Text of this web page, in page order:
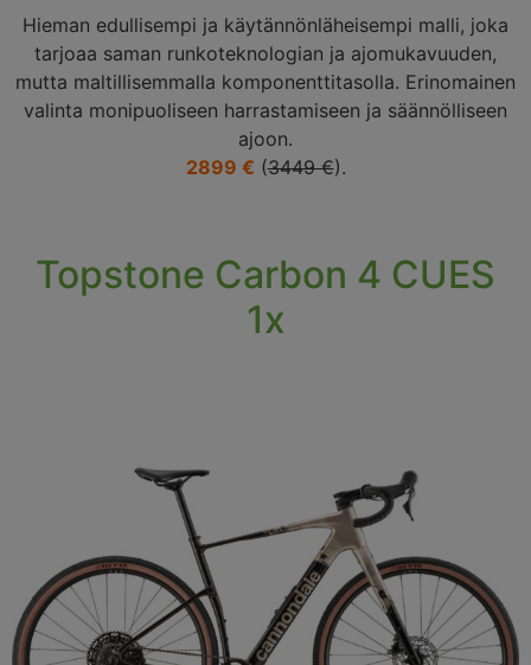
Hieman edullisempi ja käytännönläheisempi malli, joka
tarjoaa saman runkoteknologian ja ajomukavuuden,
mutta maltillisemmalla komponenttitasolla. Erinomainen
valinta monipuoliseen harrastamiseen ja säännölliseen
ajoon.
2899 € (3449 €).
Topstone Carbon 4 CUES
1x